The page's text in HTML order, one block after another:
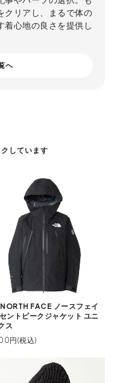
クリアし、まるで体の
着心地の良さを提供し
へ
しています
FACE ノースフェイ
ントピークジャケット ユニ
ス
円(税込)